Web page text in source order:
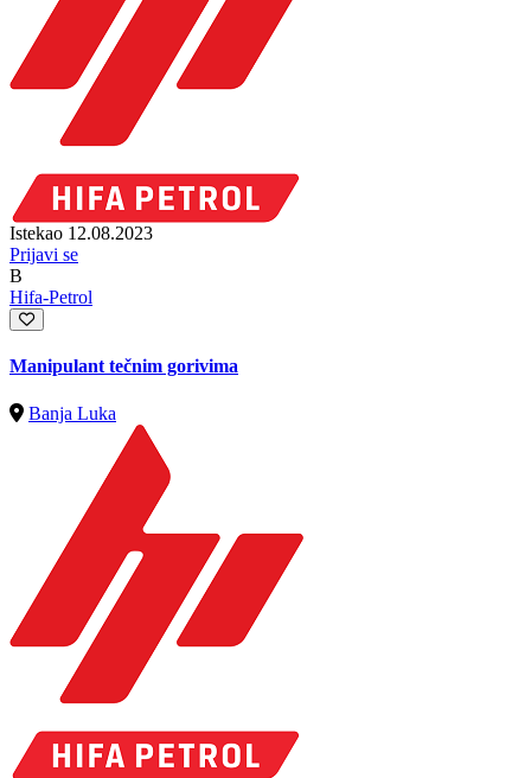
Istekao 12.08.2023
Prijavi se
B
Hifa-Petrol
Manipulant tečnim gorivima
Banja Luka